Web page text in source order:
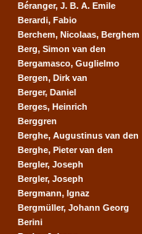
Béranger, J. B. A. Emile
Berardi, Fabio
Berchem, Nicolaas, Berghem
Berg, Simon van den
Bergamasco, Guglielmo
Bergen, Dirk van
Berger, Daniel
Berges, Heinrich
Berggren
Berghe, Augustinus van den
Berghe, Pieter van den
Bergler, Joseph
Bergler, Joseph
Bergmann, Ignaz
Bergmüller, Johann Georg
Berini